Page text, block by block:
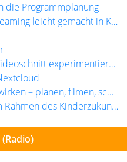
die Programmplanung
leicht gemacht in Koblenz
– von Frauen für Frauen
– planen, filmen, schneiden!
des Kinderzukunftsdiplom